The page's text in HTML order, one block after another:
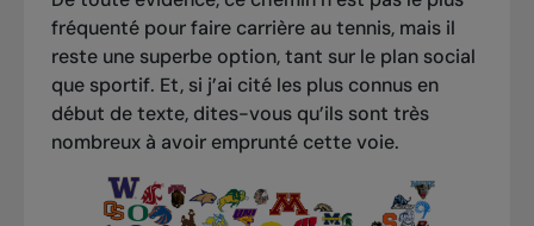
fréquenté pour faire carrière au tennis, mais il
reste une superbe option, tant sur le plan social
que sportif. Et, si j’ai cité les plus connus en
début de texte, dites-vous qu’ils sont très
nombreux à avoir emprunté cette voie.